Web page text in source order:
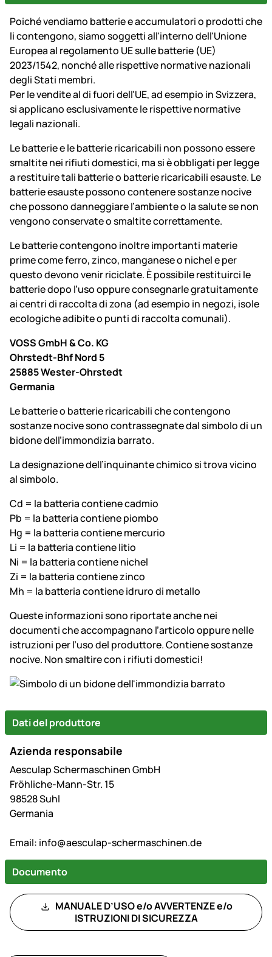
Poiché vendiamo batterie e accumulatori o prodotti che
li contengono, siamo soggetti all'interno dell'Unione
Europea al regolamento UE sulle batterie (UE)
2023/1542, nonché alle rispettive normative nazionali
degli Stati membri.
Per le vendite al di fuori dell'UE, ad esempio in Svizzera,
si applicano esclusivamente le rispettive normative
legali nazionali.
Le batterie e le batterie ricaricabili non possono essere
smaltite nei rifiuti domestici, ma si è obbligati per legge
a restituire tali batterie o batterie ricaricabili esauste. Le
batterie esauste possono contenere sostanze nocive
che possono danneggiare l’ambiente o la salute se non
vengono conservate o smaltite correttamente.
Le batterie contengono inoltre importanti materie
prime come ferro, zinco, manganese o nichel e per
questo devono venir riciclate. È possibile restituirci le
batterie dopo l’uso oppure consegnarle gratuitamente
ai centri di raccolta di zona (ad esempio in negozi, isole
ecologiche adibite o punti di raccolta comunali).
VOSS GmbH & Co. KG
Ohrstedt-Bhf Nord 5
25885 Wester-Ohrstedt
Germania
Le batterie o batterie ricaricabili che contengono
sostanze nocive sono contrassegnate dal simbolo di un
bidone dell’immondizia barrato.
La designazione dell’inquinante chimico si trova vicino
al simbolo.
Cd = la batteria contiene cadmio
Pb = la batteria contiene piombo
Hg = la batteria contiene mercurio
Li = la batteria contiene litio
Ni = la batteria contiene nichel
Zi = la batteria contiene zinco
Mh = la batteria contiene idruro di metallo
Queste informazioni sono riportate anche nei
documenti che accompagnano l’articolo oppure nelle
istruzioni per l’uso del produttore. Contiene sostanze
nocive. Non smaltire con i rifiuti domestici!
Dati del produttore
Azienda responsabile
Aesculap Schermaschinen GmbH
Fröhliche-Mann-Str. 15
98528 Suhl
Germania
Email: info@aesculap-schermaschinen.de
Documento
MANUALE D’USO e/o AVVERTENZE e/o
ISTRUZIONI DI SICUREZZA